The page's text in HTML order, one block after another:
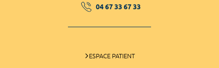
04 67 33 67 33
ESPACE PATIENT